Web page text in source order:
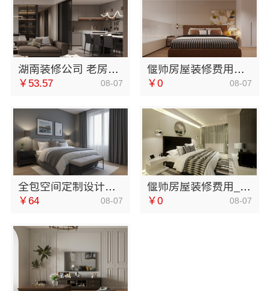
湖南装修公司 老房翻新0增项 闭口合同找湖南美学筑家建材
￥53.57 08-07
偃师房屋装修费用详解，河南璟臻环保建材有限公司帮您规划
￥0 08-07
全包空间定制设计方案-江西圣匠新型环保材料有限公司一站式整装
￥64 08-07
偃师房屋装修费用_河南璟臻环保建材有限公司报价透明
￥0 08-07